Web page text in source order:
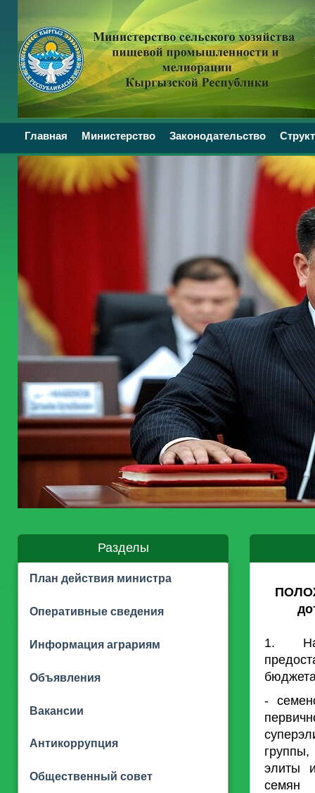
Главная Министерство Законодательство
Разделы
План действия министра
Оперативные сведения
Информация аграриям
Объявления
Вакансии
Антикоррупция
Общественный совет
1.
-
элиты
семян